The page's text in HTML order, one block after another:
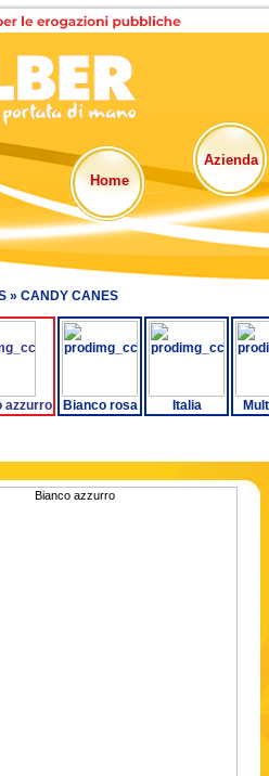
Home
Azienda
» CANDY CANES
azzurro Bianco rosa Italia